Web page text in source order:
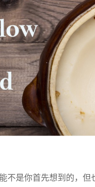
不是你首先想到的，但